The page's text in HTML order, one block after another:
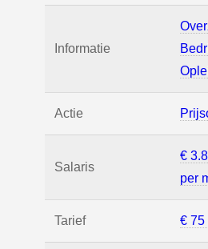
Informatie
Actie
Salaris
€
per
Tarief € 75